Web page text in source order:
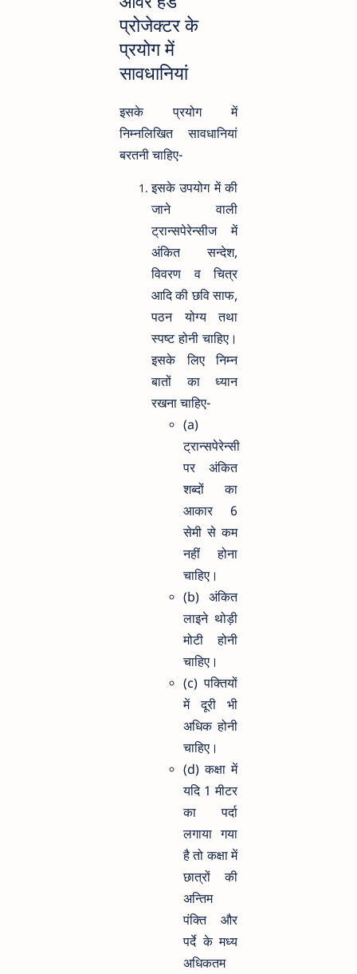
प्रोजेक्टर के
प्रयोग में
सावधानियां
इसके प्रयोग में
निम्नलिखित सावधानियां
बरतनी चाहिए-
इसके उपयोग में की
जाने वाली
ट्रान्सपेरेन्सीज में
अंकित सन्देश,
विवरण व चित्र
आदि की छवि साफ,
पठन योग्य तथा
स्पष्ट होनी चाहिए।
इसके लिए निम्न
बातों का ध्यान
रखना चाहिए-
(a)
ट्रान्सपेरेन्सी
पर अंकित
शब्दों का
आकार 6
सेमी से कम
नहीं होना
चाहिए।
(b) अंकित
लाइने थोड़ी
मोटी होनी
चाहिए।
(c) पक्तियों
में दूरी भी
अधिक होनी
चाहिए।
(d) कक्षा में
यदि 1 मीटर
का पर्दा
लगाया गया
है तो कक्षा में
छात्रों की
अन्तिम
पंक्ति और
पर्दे के मध्य
अधिकतम